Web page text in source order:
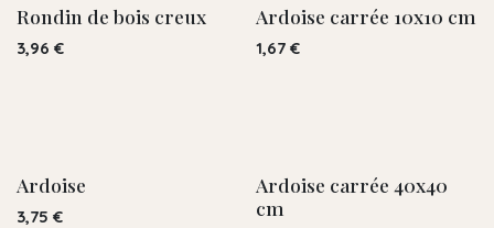
Rondin de bois creux
3,96 €
Ardoise carrée 10x10 cm
1,67€
Ardoise
3,75 €
Ardoise carrée 40x40
cm